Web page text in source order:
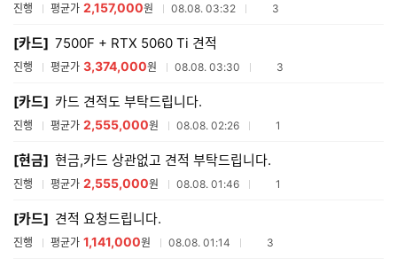
진행 평균가 2,157,000원 08.08. 03:32 참여업체수
3
[카드] 7500F + RTX 5060 Ti 견적
진행 평균가 3,374,000원 08.08. 03:30 참여업체수
3
[카드] 카드 견적도 부탁드립니다.
진행 평균가 2,555,000원 08.08. 02:26 참여업체수
1
[현금] 현금,카드 상관없고 견적 부탁드립니다.
진행 평균가 2,555,000원 08.08. 01:46 참여업체수
1
[카드] 견적 요청드립니다.
진행 평균가 1,141,000원 08.08. 01:14 참여업체수
3